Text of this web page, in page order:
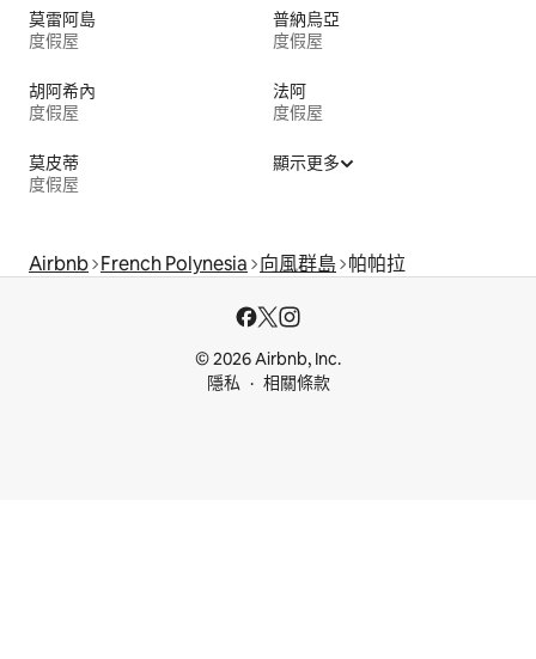
莫雷阿島
度假屋
普納烏亞
度假屋
胡阿希內
度假屋
法阿
度假屋
莫皮蒂
度假屋
顯示更多
Airbnb French Polynesia 向風群島 帕帕拉
© 2026 Airbnb, Inc.
隱私
相關條款